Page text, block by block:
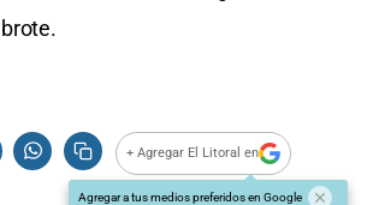
+ Agregar El Litoral en
Agregar a tus medios preferidos en Google